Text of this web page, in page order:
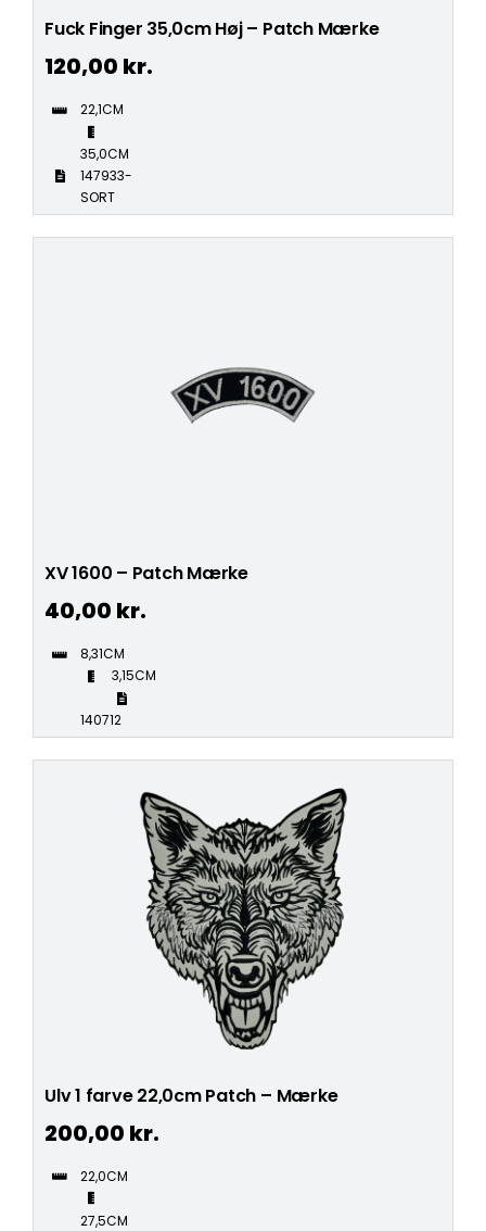
Fuck Finger 35,0cm Høj – Patch Mærke
120,00 kr.
22,1CM
35,0CM
147933-
SORT
XV 1600 – Patch Mærke
40,00 kr.
8,31CM
3,15CM
140712
Ulv 1 farve 22,0cm Patch – Mærke
200,00 kr.
22,0CM
27,5CM